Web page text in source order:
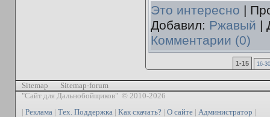
Это интересно |
Добавил: Ржавый |
Комментарии (0)
1-15 16-30
Sitemap
Sitemap-forum
"Сайт для Дальнобойщиков" © 2010-2026
| Реклама | Тех. Поддержка | Как скачать?| О сайте| Администратор |